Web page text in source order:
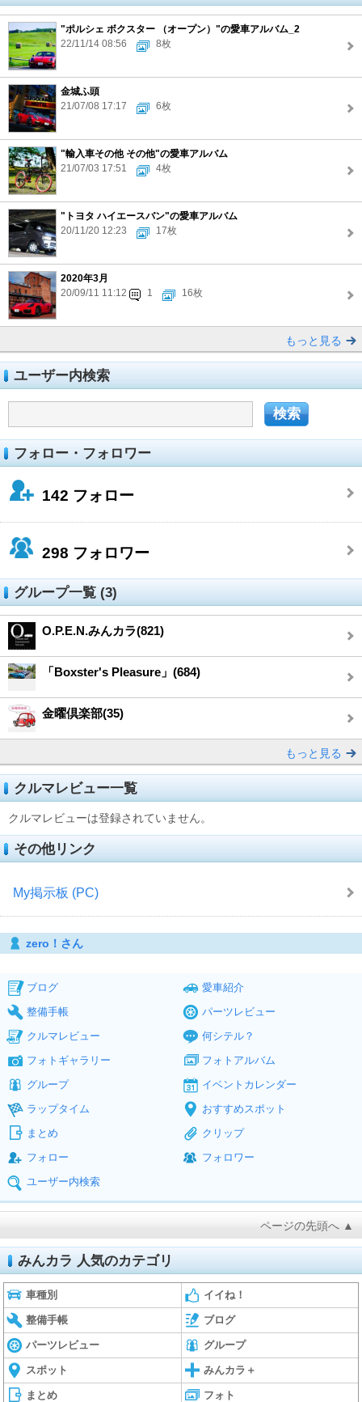
"ポルシェ ボクスター （オープン）"の愛車アルバム_2
22/11/14 08:56
8枚
金城ふ頭
21/07/08 17:17
6枚
"輸入車その他 その他"の愛車アルバム
21/07/03 17:51
4枚
"トヨタ ハイエースバン"の愛車アルバム
20/11/20 12:23
17枚
2020年3月
20/09/11 11:12
1 16枚
もっと見る
ユーザー内検索
フォロー・フォロワー
142 フォロー
298 フォロワー
グループ一覧 (3)
O.P.E.N.みんカラ(821)
「Boxster's Pleasure」(684)
金曜倶楽部(35)
もっと見る
クルマレビュー一覧
クルマレビューは登録されていません。
その他リンク
My掲示板 (PC)
zero！さん
ブログ
愛車紹介
整備手帳
パーツレビュー
クルマレビュー
何シテル？
フォトギャラリー
フォトアルバム
グループ
イベントカレンダー
ラップタイム
おすすめスポット
まとめ
クリップ
フォロー
フォロワー
ユーザー内検索
ページの先頭へ ▲
みんカラ 人気のカテゴリ
車種別 イイね！
整備手帳 ブログ
パーツレビュー グループ
スポット みんカラ＋
まとめ フォト